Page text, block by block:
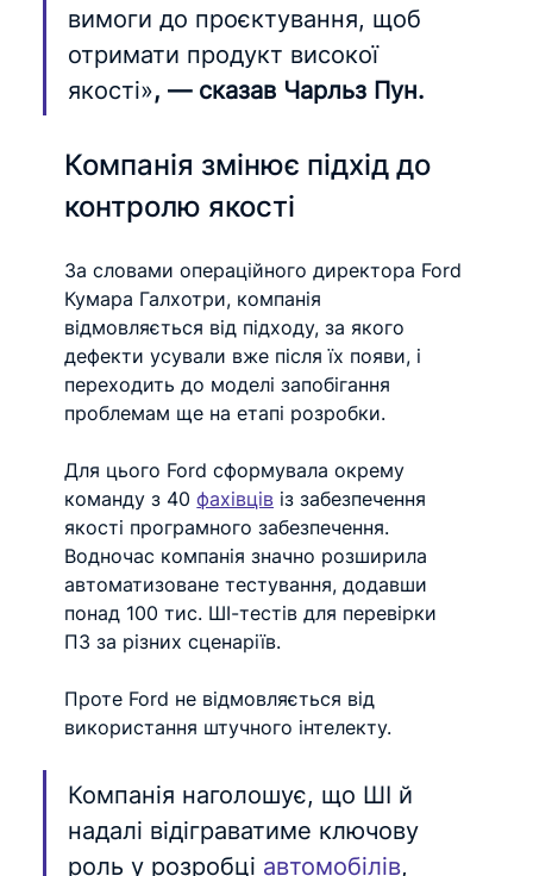
вимоги до проєктування, щоб
отримати продукт високої
якості», — сказав Чарльз Пун.
Компанія змінює підхід до
контролю якості
За словами операційного директора Ford
Кумара Галхотри, компанія
відмовляється від підходу, за якого
дефекти усували вже після їх появи, і
переходить до моделі запобігання
проблемам ще на етапі розробки.
Для цього Ford сформувала окрему
команду з 40 фахівців із забезпечення
якості програмного забезпечення.
Водночас компанія значно розширила
автоматизоване тестування, додавши
понад 100 тис. ШІ-тестів для перевірки
ПЗ за різних сценаріїв.
Проте Ford не відмовляється від
використання штучного інтелекту.
Компанія наголошує, що ШІ й
надалі відіграватиме ключову
роль у розробці автомобілів,